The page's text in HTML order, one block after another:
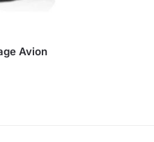
Avion